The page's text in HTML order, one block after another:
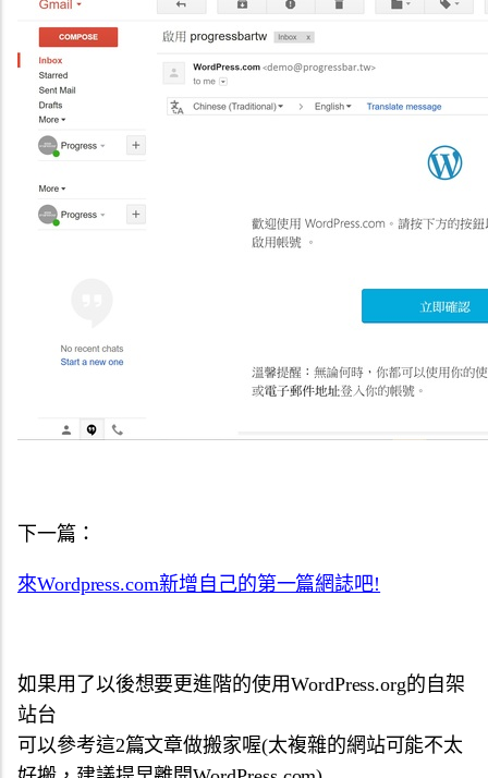
下一篇：
來Wordpress.com新增自己的第一篇網誌吧!
如果用了以後想要更進階的使用WordPress.org的自架
站台
可以參考這2篇文章做搬家喔(太複雜的網站可能不太